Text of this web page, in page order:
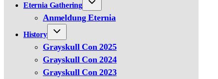
Eternia Gathering
Anmeldung Eternia
History
Grayskull Con 2025
Grayskull Con 2024
Grayskull Con 2023